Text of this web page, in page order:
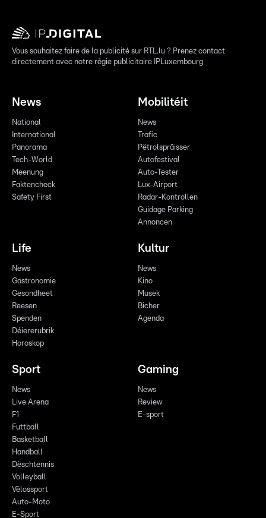
Vous souhaitez faire de la publicité sur RTL.lu ? Prenez contact
directement avec notre régie publicitaire IPLuxembourg
News
National
International
Panorama
Tech-World
Meenung
Faktencheck
Safety First
Mobilitéit
News
Trafic
Pëtrolspräisser
Autofestival
Auto-Tester
Lux-Airport
Radar-Kontrollen
Guidage Parking
Annoncen
Life
News
Gastronomie
Gesondheet
Reesen
Spenden
Déiererubrik
Horoskop
Kultur
News
Kino
Musek
Bicher
Agenda
Sport
News
Live Arena
F1
Futtball
Basketball
Handball
Dëschtennis
Volleyball
Vëlossport
Auto-Moto
E-Sport
Gaming
News
Review
E-sport